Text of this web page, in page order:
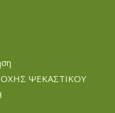
ΨΕΚΑΣΤΙΚΟΥ